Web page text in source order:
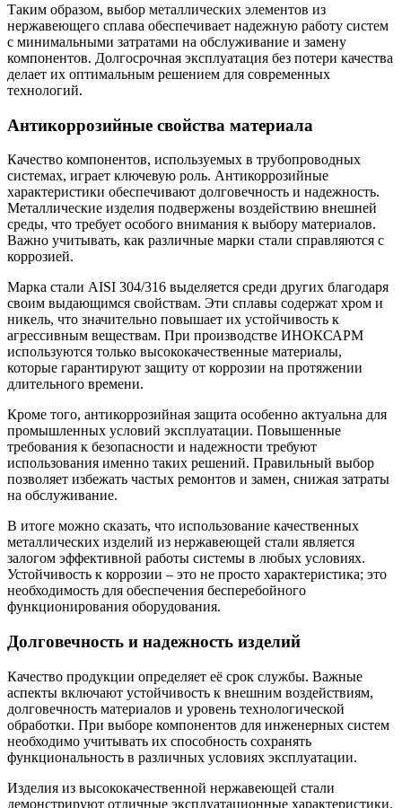
Таким образом, выбор металлических элементов из
нержавеющего сплава обеспечивает надежную работу систем
с минимальными затратами на обслуживание и замену
компонентов. Долгосрочная эксплуатация без потери качества
делает их оптимальным решением для современных
технологий.
Антикоррозийные свойства материала
Качество компонентов, используемых в трубопроводных
системах, играет ключевую роль. Антикоррозийные
характеристики обеспечивают долговечность и надежность.
Металлические изделия подвержены воздействию внешней
среды, что требует особого внимания к выбору материалов.
Важно учитывать, как различные марки стали справляются с
коррозией.
Марка стали AISI 304/316 выделяется среди других благодаря
своим выдающимся свойствам. Эти сплавы содержат хром и
никель, что значительно повышает их устойчивость к
агрессивным веществам. При производстве ИНОКСАРМ
используются только высококачественные материалы,
которые гарантируют защиту от коррозии на протяжении
длительного времени.
Кроме того, антикоррозийная защита особенно актуальна для
промышленных условий эксплуатации. Повышенные
требования к безопасности и надежности требуют
использования именно таких решений. Правильный выбор
позволяет избежать частых ремонтов и замен, снижая затраты
на обслуживание.
В итоге можно сказать, что использование качественных
металлических изделий из нержавеющей стали является
залогом эффективной работы системы в любых условиях.
Устойчивость к коррозии – это не просто характеристика; это
необходимость для обеспечения бесперебойного
функционирования оборудования.
Долговечность и надежность изделий
Качество продукции определяет её срок службы. Важные
аспекты включают устойчивость к внешним воздействиям,
долговечность материалов и уровень технологической
обработки. При выборе компонентов для инженерных систем
необходимо учитывать их способность сохранять
функциональность в различных условиях эксплуатации.
Изделия из высококачественной нержавеющей стали
демонстрируют отличные эксплуатационные характеристики.